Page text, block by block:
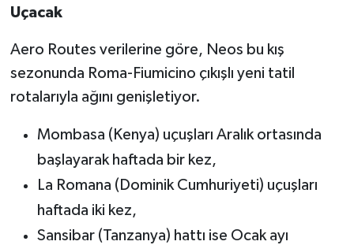
Uçacak
Aero Routes verilerine göre, Neos bu kış
sezonunda Roma-Fiumicino çıkışlı yeni tatil
rotalarıyla ağını genişletiyor.
Mombasa (Kenya) uçuşları Aralık ortasında
başlayarak haftada bir kez,
La Romana (Dominik Cumhuriyeti) uçuşları
haftada iki kez,
Sansibar (Tanzanya) hattı ise Ocak ayı